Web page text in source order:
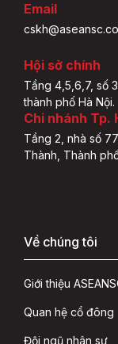
Email
Hội sở chính
Tầng 4,5,6,7, số
thành phố Hà Nội.
Chi nhánh Tp.
Tầng 2, nhà số
Thành, Thành
Về chúng tôi
Giới thiệu
Quan hệ cổ đông
Đội ngũ nhân sự